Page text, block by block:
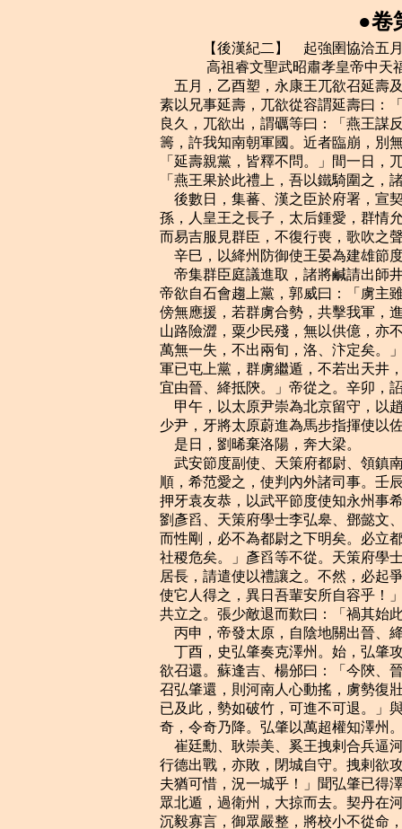
●卷
　　【後漢紀二】　起強圉協洽五月，盡著雍涒灘二月，不滿一年。
    　　 高祖睿文聖武昭肅孝皇帝中天福十二年（丁未，公元九四七年）
    五月，乙酉塑，永康王兀欲召延壽及張礪、和凝、李崧、馮道於所館飲酒。兀欲妻
素以兄事延壽，兀欲從容謂延壽曰：「妹自上國來，寧欲見之乎？」延壽欣然與之俱入。
良久，兀欲出，謂礪等曰：「燕王謀反，適已鎖之矣。」又曰：「先帝在汴時，遺我一
籌，許我知南朝軍國。近者臨崩，別無遺詔。而燕王擅自知南朝軍國，豈理邪！」下令：
「延壽親黨，皆釋不問。」間一日，兀欲至待賢館受蕃、漢官謁賀，笑謂張礪等曰：
「燕王果於此禮上，吾以鐵騎圍之，諸公亦不免矣。」
    後數日，集蕃、漢之臣於府署，宣契丹主遺制。其略曰：「永康王，大聖皇帝之嫡
孫，人皇王之長子，太后鍾愛，群情允歸，可於中京即皇帝位。」於是始舉哀成服。既
而易吉服見群臣，不復行喪，歌吹之聲不絕於內。
    辛巳，以絳州防御使王晏為建雄節度使。
    帝集群臣庭議進取，諸將鹹請出師井陘，攻取鎮、魏，先定河北，則河南拱手自服。
帝欲自石會趨上黨，郭威曰：「虜主雖死，黨眾猶盛，各據堅城。我出河北，兵少路迂，
傍無應援，若群虜合勢，共擊我軍，進則遮前，退則邀後，糧餉路絕，此危道也。上黨
山路險澀，粟少民殘，無以供億，亦不可由。近者陝、晉二鎮，相繼款附，引兵從之，
萬無一失，不出兩旬，洛、汴定矣。」帝曰：「卿言是也。」蘇逢吉等曰：「史弘肇大
軍已屯上黨，群虜繼遁，不若出天井，抵孟津為便。」司天奏：「太歲在午，不利南行。
宜由晉、絳抵陝。」帝從之。辛卯，詔以十二日發北京，告諭諸道。
    甲午，以太原尹崇為北京留守，以趙州刺史李存瑰為副留守，河東幕僚真定李驤為
少尹，牙將太原蔚進為馬步指揮使以佐之。存瑰，唐莊宗之從弟也。
    是日，劉晞棄洛陽，奔大梁。
    武安節度副使、天策府都尉、領鎮南節度使馬希廣，楚文昭王希范之母弟也，性謹
順，希范愛之，使判內外諸司事。壬辰夜，希范卒，將佐議所立。都指揮所張少敵，都
押牙袁友恭，以武平節度使知永州事希萼，於希范諸弟為最長，請立之。長直都指揮使
劉彥舀、天策府學士李弘皋、鄧懿文、小門使楊滌皆欲立希廣。張少敵曰：「永州齒長
而性剛，必不為都尉之下明矣。必立都尉，當思長策以制永州，使帖然不動則可。不然，
社稷危矣。」彥舀等不從。天策府學士拓跋恆曰：「三十五郎雖判軍府之政，然三十郎
居長，請遣使以禮讓之。不然，必起爭端。」彥舀等皆曰：「今日軍政在手，天與不取，
使它人得之，異日吾輩安所自容乎！」希廣懦弱，不能自決。乙未，彥舀等稱希范遺命，
共立之。張少敵退而歎曰：「禍其始此乎！」與拓跋恆皆稱疾不出。
    丙申，帝發太原，自陰地關出晉、絳。
    丁酉，史弘肇奏克澤州。始，弘肇攻澤州，刺史翟令奇固守不下。帝以弘肇兵少，
欲召還。蘇逢吉、楊邠曰：「今陝、晉、河陽皆已向化，崔廷勳、耿崇美朝夕遁去；若
召弘肇還，則河南人心動搖，虜勢復壯矣。」帝未決，使人諭指於弘肇。弘肇曰：「兵
已及此，勢如破竹，可進不可退。」與逢吉等議合。帝乃從之。弘肇遣部將李萬超說令
奇，令奇乃降。弘肇以萬超權知澤州。
    崔廷勳、耿崇美、奚王拽剌合兵逼河陽，張遇帥眾數千救之，戰於南阪，敗死。武
行德出戰，亦敗，閉城自守。拽剌欲攻之，廷勳曰：「今北軍已去，得此何用！且殺一
夫猶可惜，況一城乎！」聞弘肇已得澤州，乃釋河陽，還保懷州。弘肇將至，廷勳等擁
眾北遁，過衛州，大掠而去。契丹在河南者相繼北去，弘肇引兵與武行德合。弘肇為人，
沉毅寡言，御眾嚴整，將校小不從命，立撾殺之。士卒所過，犯民田及系馬於樹者，皆
斬之。軍中惕息，莫敢犯令，故所向必克。帝自晉陽安行入洛及汴，兵不血刃，皆弘肇
之力也。帝由是倚愛之。
    辛丑，帝至霍邑，遣使諭河中節度使趙匡贊，仍以契丹囚其父延壽告之。
    滋德宮有宮人五十餘人，蕭翰欲取之，宦者張環不與。翰破鎖奪宮人，執環，燒鐵
灼之，腹爛而死。
    初，翰聞帝擁兵而南，欲北歸。恐中國無主，必大亂，己不得從容而去。時唐明宗
子許王從益與王淑妃在洛陽，翰遣高謨翰迎之，矯稱契丹主命，又以從益知南朝軍國事，
召己赴恆州。淑妃、從益匿於徽陵下宮，不得已而出。至大梁，翰立以為帝，帥諸酋長
拜之，以禮部尚書王松、御史中丞趙遠為宰相，前宣徽使甄城翟光鄴為樞密使，左金吾
大將軍王景崇為宣徽使，以北來指揮使劉祚權侍衛親軍都指揮使，充在京巡檢。松，徽
之子也。百官謁見淑妃，淑妃泣曰：「吾母子單弱如此，而為諸公所推，是禍吾家也！」
翰留燕兵千人守諸門，為從益宿衛。壬寅，翰及劉晞辭行，從益餞於北郊。遣使召高行
周於宋州，武行德於河陽，皆不至。淑妃懼，召大臣謀之曰：「吾母子為蕭翰所逼，分
當滅亡。諸公無罪，宜早迎新主，自求多福，勿以吾母子為意！」眾感其言，皆未忍叛
去。或曰：「今集諸營，不減五千，與燕兵並力堅守一月，北救必至。」淑妃曰：「吾
母子亡國之餘，安敢與人爭天下！不幸至此，死生惟人所裁。若新主見察，當知我無所
負。今更為計畫，則禍及他人，闔城塗炭，終何益乎！」眾猶欲拒守，三司使文安劉審
交曰：「余燕人，豈不為燕兵計！顧事有不可如何者。今城中大亂之餘，公私窮竭，遺
民無幾，若復受圍一月，無焦類矣。願諸公勿復言，一從太妃處分。」乃用趙遠、翟光
鄴策，稱梁王，知軍國事。遣使奉表稱臣迎帝，請早赴京師，仍出居私第。
    甲辰，帝至晉州。
    契丹主兀欲以契丹主德光有子在國，己以兄子襲位，又無述律太后之命，擅自立，
內不自安。
    初，契丹主阿保機卒於勃海，述律太后殺酋長及諸將凡數百人。契丹主德光復卒於
境外，酋長諸將懼死，乃謀奉契丹主兀欲勒兵北歸。契丹主以安國節度使麻荅為中京留
守，以前武州刺史高奉明為安國節度使。晉文武官及士窣窸留於恆州，獨以翰林學士徐
台符、李澣及後宮、宦者、教坊人自隨。乙巳，發真定。
    帝之即位也，絳州刺史李從朗與契丹將成霸卿等拒命，帝遣西南面招討使、護國節
度使白文珂攻之，未下。帝至城下，命諸軍四布而勿攻，以利害諭之。戊申，從朗舉城
降。帝命親將分護諸門，士卒一人毋得入。以偏將薛瓊為防御使。
    辛亥，帝至陝州，趙暉自御帝馬而入。壬子，至石壕，汴人有來迎者。六月，甲寅
朔，蕭翰至恆州，與麻荅以鐵騎圍張礪之第。礪方臥病，出見之，翰數之曰：「汝何故
言於先帝，雲胡人不可以為節度使？又，吾為宣武節度使，且國舅也，汝在中書乃帖我！
又，先帝留我守汴州，令我處宮中，汝以為不可。又，譖我及解裡於先帝，雲解裡好掠
人財，我好掠人子女。今我必殺汝！」命鎖之。礪抗聲曰：「此皆國家大體，吾實言之。
欲殺即殺，奚以鎖為！」麻荅以大臣不可專殺，力救止之，翰乃釋之。是夕，礪憤恚而
卒。
    崔廷勳見麻荅，趨走拜，起，跪而獻酒，麻荅踞而受之。
    乙卯，帝至新安，西京留司官悉來迎。
    吳越忠獻王弘佐卒。遺令以丞相弘倧為鎮海、鎮東節度使兼侍中。
    丙辰，帝至洛陽，入居宮中，汴州百官奉表來迎。詔諭以受契丹補署者皆勿自疑，
聚其告牒而焚之。趙遠更名上交。命鄭州防御使郭從義先入大梁清宮，密令殺李從益及
王淑妃。淑妃且死，曰：「吾兒為契丹所立，何罪而死！何不留之，使每歲寒食，以一
盂麥飯灑明宗陵乎！」聞者泣下。
    戊午，帝發洛陽。樞密院吏魏仁浦自契丹逃歸，見於鞏。郭威問以兵數及故事，仁
浦強記精敏，威由是親任之。仁浦，衛州人也。
    辛酉，汴州百官竇貞固等迎於滎陽。甲子，帝至大梁，晉之籓鎮相繼來降。
    丙寅，吳越王弘倧襲位。
    戊辰，帝下詔大赦。凡契丹所除節度使，下至將吏，各安職任，不復變更。復以汴
州為東京，改國號曰漢，仍稱天福年，曰：「余未忍忘晉也。」復青、襄、汝三節度。
壬申，以北京留守崇為河東節度使，同平章事。
    契丹述律太后聞契丹主自立，大怒，發兵拒之。契丹主以偉王為前鋒，相遇於石橋。
初，晉侍衛馬軍都指揮使李彥韜從晉主北遷，隸述律太后麾下，太后以為排陳使。彥韜
迎降於偉王，太后兵由是大敗。契丹主幽太后於阿保機墓。改元天祿，自稱天授皇帝，
以高勳為樞密使。契丹主慕中華風俗，多用晉臣，而荒於酒色，輕慢諸酋長，由是國人
不附，諸部數叛，興兵誅討，故數年之間，不暇南寇。
    初，契丹主德光命奉國都指揮使南宮王繼弘、都虞候樊暉以所部兵戍相州，彰德節
度使高唐英善待之。戍兵無鎧仗，唐英以鎧仗給之，倚信如親戚。唐英聞帝南下，舉鎮
請降。使者未返，繼弘、暉殺唐英。繼弘自稱留後，遣使告雲唐英反覆，詔以繼弘為彰
德留後。庚辰，以暉為磁州刺史。安國節度使高奉明聞唐英死，心不自安，請於麻荅，
署馬步都指揮使劉鐸為節度副使，知軍府事，身歸恆州。帝遣使告諭荊南。高從誨上表
賀，且求郢州，帝不許。及加恩使至，拒而不受。
    唐主聞契丹主德光卒，蕭翰棄大梁去，下詔曰：「乃眷中原，本朝故地。」以左右
衛聖統軍、忠武節度使、同平章事李金全為北面行營招討使，議經略北方。聞帝已入大
梁，遂不敢出兵。
    秋，七月，甲午，以馬希廣為天策上將軍、武安節度使、江南諸道都統，兼中書令，
封楚王。
    或傳趙延壽已死。郭威言於帝曰：「趙匡贊，契丹所署，今猶在河中，宜遣使吊祭，
因起復移鎮。彼既家國無歸，必感恩承命。」從之。會鄴都留守、天雄節度使兼中書令
杜重威、天平節度使兼侍中李守貞皆奉表歸命。重威仍請移它鎮。歸德節度使兼中書令
高行周入朝，丙申，徙重威為歸德節度使，以行周代之；守貞為護國節度使，加兼中書
令；徙護國節度使趙匡贊為晉昌節度使。後二年，延壽始卒於契丹。
    吳越王弘倧以其弟台州刺史弘人叔同參相府事。
    李達以其弟通知福州留後，自詣錢唐見吳越王弘倧，弘倧承製加達兼侍中，更其名
曰孺贇。既而孺贇悔懼，以金筍二十株及雜寶賂內牙統軍使胡進思，求歸福州。進思為
之請，弘倧從之。
    杜重威自以附契丹，負中國，內常疑懼。及移鎮制下，復拒而不受，遣其子弘璲質
於麻荅以求援。趙延壽有幽州親兵二千在恆州，指揮使張璉將之，重威請以守魏。麻荅
遣其將楊袞將契丹千五百人及幽州兵赴之。閏月，庚午，詔削奪重威官爵，以高行周為
招討使，鎮寧節度使慕容彥超副之，以討重威。
    辛未，楊邠、郭威、王章皆為正使。時兵荒之餘，公私匱竭，北來兵與朝廷兵合，
頓增數倍。章白帝罷不急之務，省無益之費以奉軍，用度克贍。
    庚辰，制建宗廟。太祖高皇帝，世祖光武皇帝，皆百世不遷。又立四親廟，追尊謚
號。凡六廟。
    麻荅貪猾殘忍，民間有珍貨、美婦女，必奪取之。又捕村民，誣以為盜，披面，抉
目，斷腕，焚炙而殺之，欲以威眾。常以其具自隨，左右前後懸人肝、膽、手、足，飲
食起居於其間，語笑自若。出入或被黃衣，用乘輿，服御物，曰：「茲事漢人以為不可，
吾國無忌也。」又以宰相員不足，乃牒馮道判弘文館，李崧判史館，和凝判集賢，劉昫
判中書，其僭妄如此。然契丹或犯法，無所容貸，故市肆不擾。常恐漢人亡去，謂門者
曰：「漢有窺門者，即斷其首以來。」
    麻荅遣使督運於洺州，洺州防御使薛懷讓聞帝入大梁，殺其使者，舉州降。帝遣郭
從義將兵萬人會懷讓攻劉鐸於邢州，不克，鐸請兵於麻荅，麻荅遣其將楊安及前義武節
度使李殷將千騎攻懷讓於洺州。懷讓嬰城自守，安等縱兵大掠於邢、洺之境。契丹所留
兵不滿二千，麻荅令所司給萬四千人食，收其餘以自入。麻荅常疑漢兵，且以為無用，
稍稍廢省，又損其食以飼胡兵。眾心怨憤，聞帝入大梁，皆有南歸之志。前穎州防御使
何福進，控鶴指揮使太原李榮，潛結軍中壯士數十人謀攻契丹，然畏契丹尚強，猶豫未
發。會楊袞、楊安等軍出，契丹留恆州者才八百人，福進等遂決計，約以擊佛寺鐘為號。
    辛巳，契丹主兀欲遣騎至恆州，召前威勝節度使兼中書令馮道、樞密使李崧、左僕
射和凝等，會葬契丹主德光於木葉山。道等未行，食時，鐘聲發。漢兵奪契丹守門者兵，
擊契丹，殺十餘人，因突入府中。李榮先據甲庫，悉召漢兵及市人，以鎧仗授之。焚牙
門，與契丹戰。榮召諸將並力，護聖左廂都指揮使、恩州團練使白再榮狐疑，匿於別室，
軍吏以佩刀決幕，引其臂，再榮不得已而行。諸將繼至，煙火四起，鼓噪震地。麻荅等
大驚，載寶貨家屬，走保北城。而漢兵無所統壹，貪狡者乘亂剽掠，懦者竄匿。八月，
壬午朔，契丹自北門入，勢復振，漢民死者二千餘人。前磁州刺史李谷恐事不濟，請馮
道、李崧、和凝至戰所慰勉士卒，士卒見道等至，爭自奮。會日暮，有村民數千噪於城
外，欲奪契丹寶貨、婦女，契丹懼而北遁，麻荅、劉晞、崔廷勳皆奔定州，與義武節度
使邪律忠合。忠，即郎五也。
    馮道等四出安撫兵民，眾推道為節度使。道曰：「我，書生也，當奏事而已，宜擇
諸將為留後。」時李榮功最多，而白